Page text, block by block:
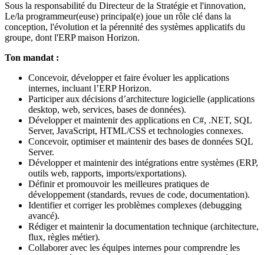
Sous la responsabilité du Directeur de la Stratégie et l'innovation,
Le/la programmeur(euse) principal(e) joue un rôle clé dans la
conception, l'évolution et la pérennité des systèmes applicatifs du
groupe, dont l'ERP maison Horizon.
Ton mandat :
Concevoir, développer et faire évoluer les applications
internes, incluant l’ERP Horizon.
Participer aux décisions d’architecture logicielle (applications
desktop, web, services, bases de données).
Développer et maintenir des applications en C#, .NET, SQL
Server, JavaScript, HTML/CSS et technologies connexes.
Concevoir, optimiser et maintenir des bases de données SQL
Server.
Développer et maintenir des intégrations entre systèmes (ERP,
outils web, rapports, imports/exportations).
Définir et promouvoir les meilleures pratiques de
développement (standards, revues de code, documentation).
Identifier et corriger les problèmes complexes (debugging
avancé).
Rédiger et maintenir la documentation technique (architecture,
flux, règles métier).
Collaborer avec les équipes internes pour comprendre les